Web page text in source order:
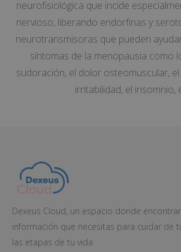
neurofisiológica que incide
nervioso, liberando endorfinas y
neurotransmisoras que pueden
síntomas de la menopausia como
sudoración, el dolor osteomuscular,
irritabilidad, el insomnio,
Dexeus Cloud, un espacio donde
información que necesitas para cuidar de
las etapas de tu vida